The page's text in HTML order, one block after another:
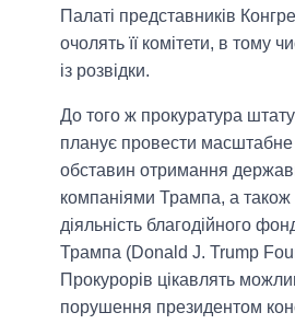
Палаті представників
очолять її комітети, в тому
із розвідки.
До того ж прокуратура
планує провести масштабне
обставин отримання
компаніями Трампа, а також
діяльність благодійного
Трампа (Donald J. Trump
Прокурорів цікавлять
порушення президентом